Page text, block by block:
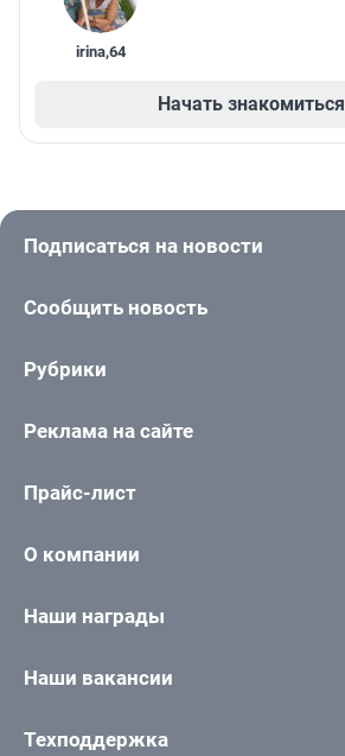
irina,64
Начать знакомиться
Подписаться на новости
Сообщить новость
Рубрики
Реклама на сайте
Прайс-лист
О компании
Наши награды
Наши вакансии
Техподдержка